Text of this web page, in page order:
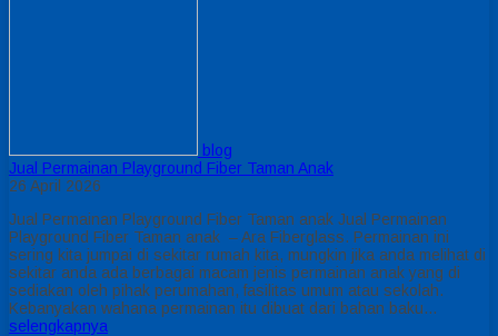
blog
Jual Permainan Playground Fiber Taman Anak
26 April 2026
Jual Permainan Playground Fiber Taman anak Jual Permainan
Playground Fiber Taman anak – Ara Fiberglass. Permainan ini
sering kita jumpai di sekitar rumah kita, mungkin jika anda melihat di
sekitar anda ada berbagai macam jenis permainan anak yang di
sediakan oleh pihak perumahan, fasilitas umum atau sekolah.
Kebanyakan wahana permainan itu dibuat dari bahan baku…
selengkapnya